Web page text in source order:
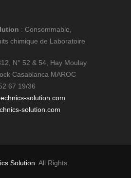
: Consommable,
chimique de Laboratoire
N° 52 & 54, Hay Moulay
Casablanca MAROC
67 19/36
solution.com
solution.com
Solution . All Rights